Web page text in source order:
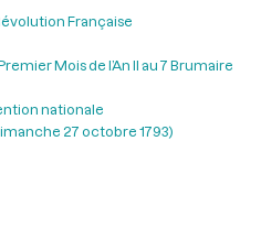
Française
Mois de l’An II au 7 Brumaire
nationale
27 octobre 1793)